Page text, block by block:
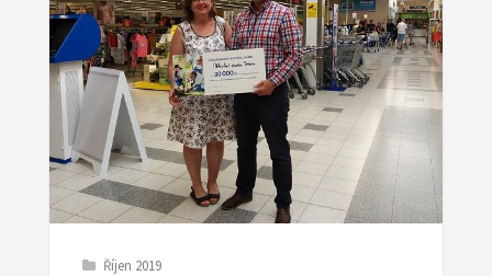
Říjen 2019